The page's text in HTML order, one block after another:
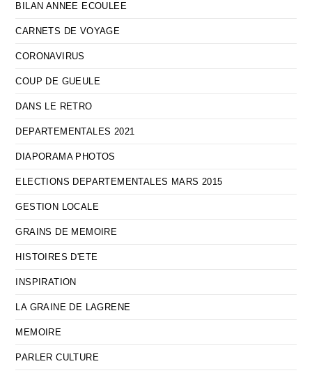
BILAN ANNEE ECOULEE
CARNETS DE VOYAGE
CORONAVIRUS
COUP DE GUEULE
DANS LE RETRO
DEPARTEMENTALES 2021
DIAPORAMA PHOTOS
ELECTIONS DEPARTEMENTALES MARS 2015
GESTION LOCALE
GRAINS DE MEMOIRE
HISTOIRES D'ETE
INSPIRATION
LA GRAINE DE LAGRENE
MEMOIRE
PARLER CULTURE